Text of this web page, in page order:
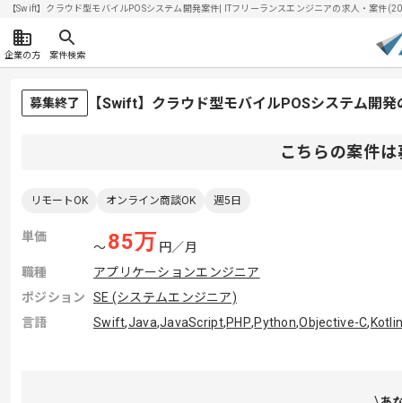
【Swift】クラウド型モバイルPOSシステム開発案件| ITフリーランスエンジニアの求人・案件
企業の方 案件検索
募集終了 【Swift】クラウド型モバイルPOSシステム開
こちらの案件
リモートOK オンライン商談OK 週5日
単価
〜85万 円／月
職種
アプリケーションエンジニア
ポジション
SE (システムエンジニア)
言語
Swift,Java,JavaScript,PHP,Python,Objective-C,